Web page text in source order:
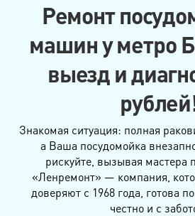
Ремонт
машин у метро
выезд и
Знакомая ситуация: полная
а Ваша посудомойка
рискуйте, вызывая мастера
«Ленремонт» — компания,
доверяют с 1968 года, готова
честно и с